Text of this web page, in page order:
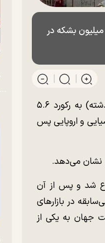
صادرات نفت آمریکا در شرایط بسته ماندن تنگه هرمز به رقم بی سابقه ۵.۶ میلیون بشکه در
به گفته رویترز، صادرات نفت خام ایالات متحده آمریکا در ماه مه (ماه گذشته) به رکورد ۵.۶
و اروپایی پس
نشان می‌دهد.
آمریکا و اسرائیل علیه ایران که از ۹ اسفند ۱۴۰۴ شروع شد و پس از آن
در بازار‌های
جهان به یکی از